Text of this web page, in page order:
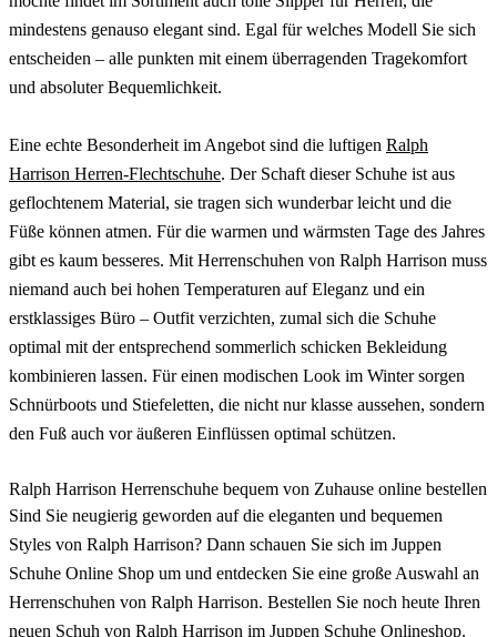
mindestens genauso elegant sind. Egal für welches Modell Sie sich
entscheiden – alle punkten mit einem überragenden Tragekomfort
und absoluter Bequemlichkeit.
Eine echte Besonderheit im Angebot sind die luftigen Ralph
Harrison Herren-Flechtschuhe. Der Schaft dieser Schuhe ist aus
geflochtenem Material, sie tragen sich wunderbar leicht und die
Füße können atmen. Für die warmen und wärmsten Tage des Jahres
gibt es kaum besseres. Mit Herrenschuhen von Ralph Harrison muss
niemand auch bei hohen Temperaturen auf Eleganz und ein
erstklassiges Büro – Outfit verzichten, zumal sich die Schuhe
optimal mit der entsprechend sommerlich schicken Bekleidung
kombinieren lassen. Für einen modischen Look im Winter sorgen
Schnürboots und Stiefeletten, die nicht nur klasse aussehen, sondern
den Fuß auch vor äußeren Einflüssen optimal schützen.
Ralph Harrison Herrenschuhe bequem von Zuhause online bestellen
Sind Sie neugierig geworden auf die eleganten und bequemen
Styles von Ralph Harrison? Dann schauen Sie sich im Juppen
Schuhe Online Shop um und entdecken Sie eine große Auswahl an
Herrenschuhen von Ralph Harrison. Bestellen Sie noch heute Ihren
neuen Schuh von Ralph Harrison im Juppen Schuhe Onlineshop.